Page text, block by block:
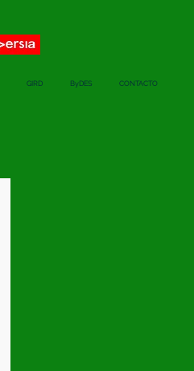
GIRD ByDES CONTACTO